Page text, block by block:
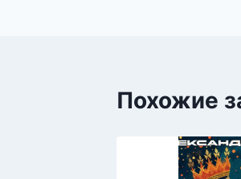
Похожие